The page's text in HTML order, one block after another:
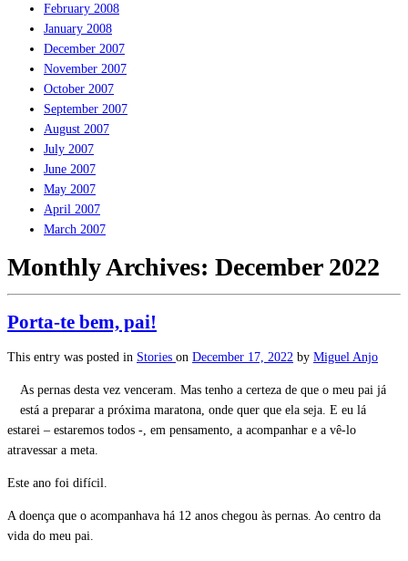
February 2008
January 2008
December 2007
November 2007
October 2007
September 2007
August 2007
July 2007
June 2007
May 2007
April 2007
March 2007
Monthly Archives: December 2022
Porta-te bem, pai!
This entry was posted in Stories on December 17, 2022 by Miguel Anjo
As pernas desta vez venceram. Mas tenho a certeza de que o meu pai já
está a preparar a próxima maratona, onde quer que ela seja. E eu lá
estarei – estaremos todos -, em pensamento, a acompanhar e a vê-lo
atravessar a meta.
Este ano foi difícil.
A doença que o acompanhava há 12 anos chegou às pernas. Ao centro da
vida do meu pai.